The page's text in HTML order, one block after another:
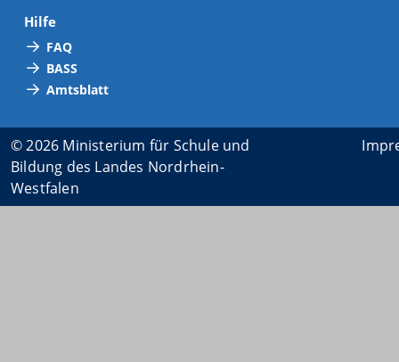
Hilfe
FAQ
BASS
Amtsblatt
© 2026 Ministerium für Schule und
Bildung des Landes Nordrhein-
Westfalen